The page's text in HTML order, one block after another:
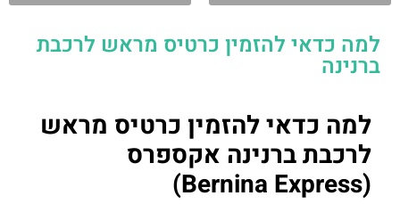
למה כדאי להזמין כרטיס מראש לרכבת
ברנינה
למה כדאי להזמין כרטיס מראש
לרכבת ברנינה אקספרס
(Bernina Express)